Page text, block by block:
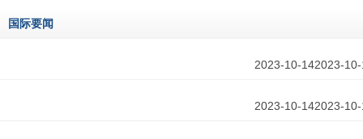
国际要闻
2023-
2023-10-14
2023-
2023-10-14